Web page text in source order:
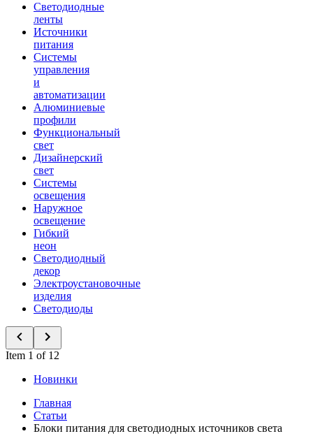
Светодиодные
ленты
Источники
питания
Системы
управления
и
автоматизации
Алюминиевые
профили
Функциональный
свет
Дизайнерский
свет
Системы
освещения
Наружное
освещение
Гибкий
неон
Светодиодный
декор
Электроустановочные
изделия
Светодиоды
Item 1 of 12
Новинки
Главная
Статьи
Блоки питания для светодиодных источников света